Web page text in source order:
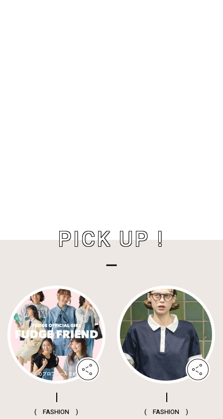
PICK UP !
( FASHION ) ( FASHION )